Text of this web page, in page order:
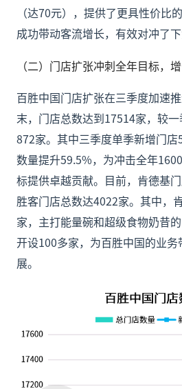
（达70元），提供了更具性价比
成功带动客流增长，有效对冲了
（二）门店扩张冲刺全年目标，
百胜中国门店扩张在三季度加速
末，门店总数达到17514家，较
872家。其中三季度单季新增门
数量提升59.5%，为冲击全年
标提供卓越贡献。目前，肯德基
胜客门店总数达4022家。其中，
家，主打能量碗和超级食物奶昔
开设100多家，为百胜中国的业
展。